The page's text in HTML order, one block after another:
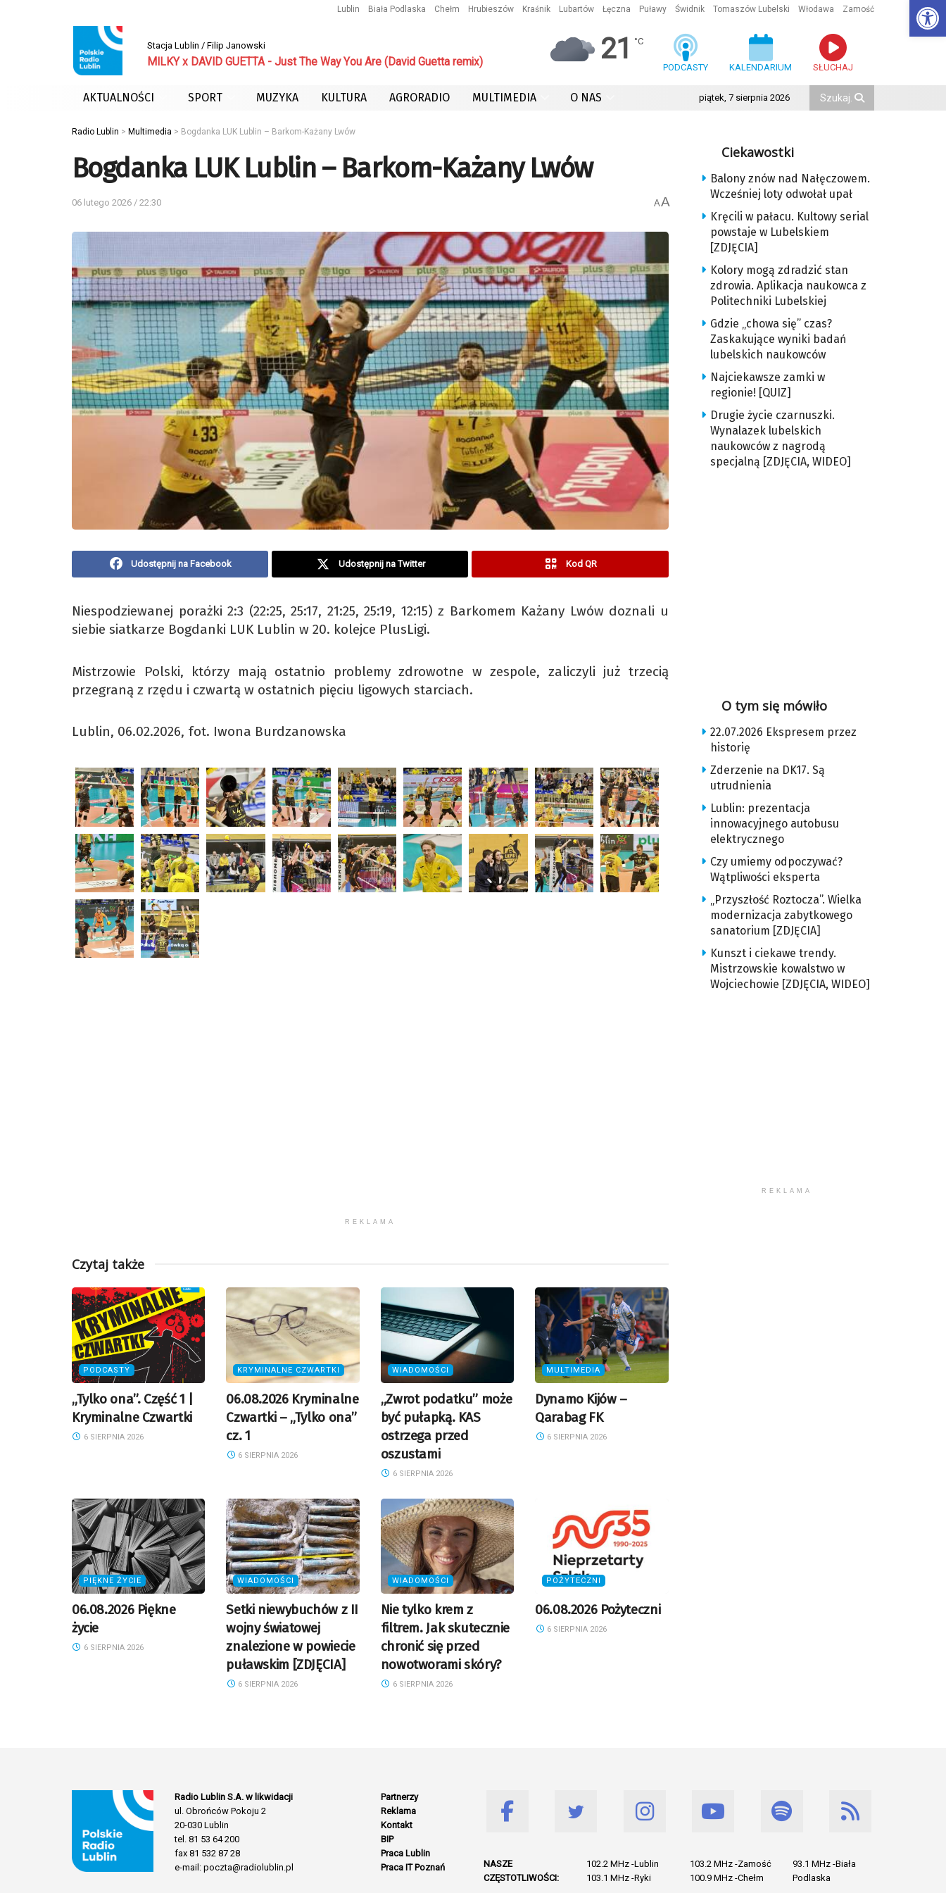
Lublin Biała Podlaska Chełm Hrubieszów Kraśnik Lubartów Łęczna Puławy Świdnik Tomaszów Lubelski Włodawa Zamość
Stacja Lublin / Filip Janowski
MILKY x DAVID GUETTA - Just The Way You Are (David Guetta remix) 21 °C
PODCASTY KALENDARIUM SŁUCHAJ
AKTUALNOŚCI SPORT MUZYKA KULTURA AGRORADIO MULTIMEDIA O NAS piątek, 7 sierpnia 2026
Radio Lublin > Multimedia > Bogdanka LUK Lublin – Barkom-Każany Lwów
Bogdanka LUK Lublin – Barkom-Każany Lwów
06 lutego 2026 / 22:30 AA
Udostępnij na Facebook Udostępnij na Twitter Kod QR
Niespodziewanej porażki 2:3 (22:25, 25:17, 21:25, 25:19, 12:15) z Barkomem Każany Lwów doznali u
siebie siatkarze Bogdanki LUK Lublin w 20. kolejce PlusLigi.
Mistrzowie Polski, którzy mają ostatnio problemy zdrowotne w zespole, zaliczyli już trzecią
przegraną z rzędu i czwartą w ostatnich pięciu ligowych starciach.
Lublin, 06.02.2026, fot. Iwona Burdzanowska
REKLAMA
Czytaj także
PODCASTY
„Tylko ona”. Część 1 |
Kryminalne Czwartki
6 SIERPNIA 2026
KRYMINALNE CZWARTKI
06.08.2026 Kryminalne
Czwartki – „Tylko ona”
cz. 1
6 SIERPNIA 2026
WIADOMOŚCI
„Zwrot podatku” może
być pułapką. KAS
ostrzega przed
oszustami
6 SIERPNIA 2026
MULTIMEDIA
Dynamo Kijów –
Qarabag FK
6 SIERPNIA 2026
PIĘKNE ŻYCIE
06.08.2026 Piękne
życie
6 SIERPNIA 2026
WIADOMOŚCI
Setki niewybuchów z II
wojny światowej
znalezione w powiecie
puławskim [ZDJĘCIA]
6 SIERPNIA 2026
WIADOMOŚCI
Nie tylko krem z
filtrem. Jak skutecznie
chronić się przed
nowotworami skóry?
6 SIERPNIA 2026
POŻYTECZNI
06.08.2026 Pożyteczni
6 SIERPNIA 2026
Ciekawostki
Balony znów nad Nałęczowem.
Wcześniej loty odwołał upał
Kręcili w pałacu. Kultowy serial
powstaje w Lubelskiem
[ZDJĘCIA]
Kolory mogą zdradzić stan
zdrowia. Aplikacja naukowca z
Politechniki Lubelskiej
Gdzie „chowa się” czas?
Zaskakujące wyniki badań
lubelskich naukowców
Najciekawsze zamki w
regionie! [QUIZ]
Drugie życie czarnuszki.
Wynalazek lubelskich
naukowców z nagrodą
specjalną [ZDJĘCIA, WIDEO]
O tym się mówiło
22.07.2026 Ekspresem przez
historię
Zderzenie na DK17. Są
utrudnienia
Lublin: prezentacja
innowacyjnego autobusu
elektrycznego
Czy umiemy odpoczywać?
Wątpliwości eksperta
„Przyszłość Roztocza”. Wielka
modernizacja zabytkowego
sanatorium [ZDJĘCIA]
Kunszt i ciekawe trendy.
Mistrzowskie kowalstwo w
Wojciechowie [ZDJĘCIA, WIDEO]
REKLAMA
Radio Lublin S.A. w likwidacji
ul. Obrońców Pokoju 2
20-030 Lublin
tel. 81 53 64 200
fax 81 532 87 28
e-mail: poczta@radiolublin.pl
Partnerzy
Reklama
Kontakt
BIP
Praca Lublin
Praca IT Poznań
NASZE
CZĘSTOTLIWOŚCI:
102.2 MHz -Lublin
103.1 MHz -Ryki
103.2 MHz -Zamość
100.9 MHz -Chełm
93.1 MHz -Biała
Podlaska